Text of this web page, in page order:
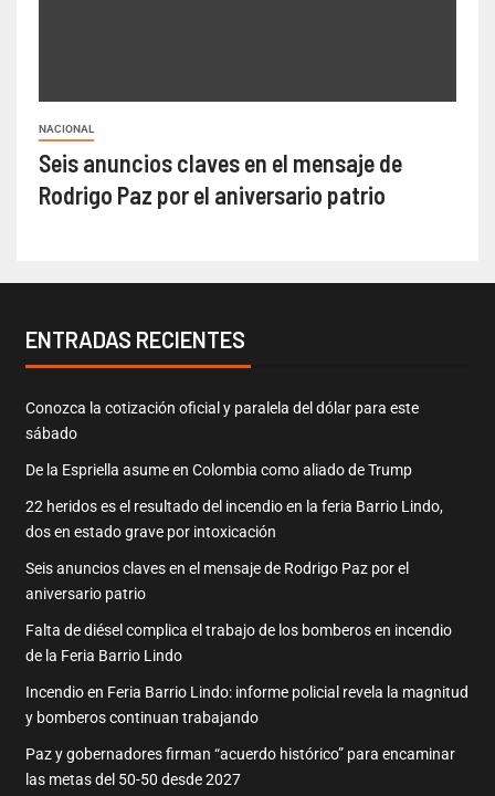
NACIONAL
Seis anuncios claves en el mensaje de
Rodrigo Paz por el aniversario patrio
ENTRADAS RECIENTES
Conozca la cotización oficial y paralela del dólar para este
sábado
De la Espriella asume en Colombia como aliado de Trump
22 heridos es el resultado del incendio en la feria Barrio Lindo,
dos en estado grave por intoxicación
Seis anuncios claves en el mensaje de Rodrigo Paz por el
aniversario patrio
Falta de diésel complica el trabajo de los bomberos en incendio
de la Feria Barrio Lindo
Incendio en Feria Barrio Lindo: informe policial revela la magnitud
y bomberos continuan trabajando
Paz y gobernadores firman “acuerdo histórico” para encaminar
las metas del 50-50 desde 2027